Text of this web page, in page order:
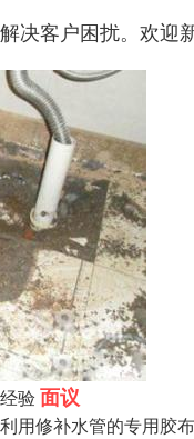
决客户困扰。欢迎
验 面议
用修补水管的专用胶